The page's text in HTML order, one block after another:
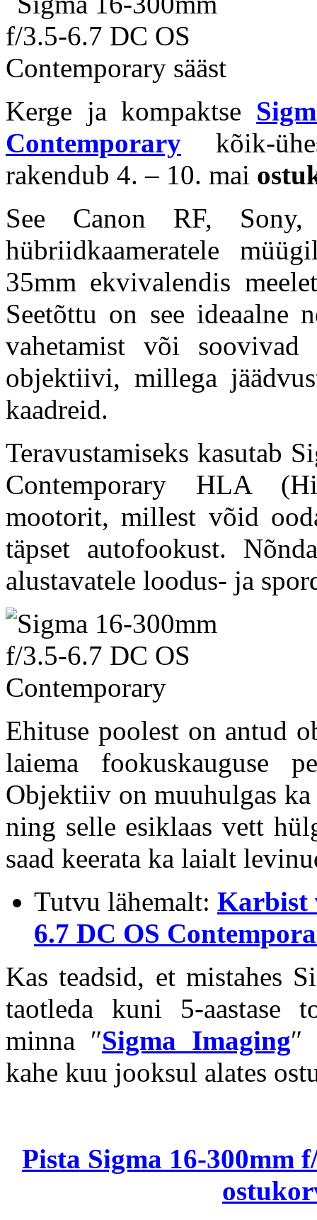
Kerge ja kompaktse
Contemporary kõik-
rakendub 4. – 10. mai
See Canon RF, Sony,
hübriidkaameratele
35mm ekvivalendis
Seetõttu on see ideaalne
vahetamist või
objektiivi, millega
kaadreid.
Teravustamiseks kasutab
Contemporary HLA
mootorit, millest võid
täpset autofookust.
alustavatele loodus- ja
Ehituse poolest on antud
laiema fookuskauguse
Objektiiv on muuhulgas
ning selle esiklaas vett
saad keerata ka laialt
Tutvu lähemalt: Karbist
6.7 DC OS
Kas teadsid, et mistahes
taotleda kuni 5-aastase
minna ″Sigma Imaging″
kahe kuu jooksul alates
Pista Sigma 16-300mm